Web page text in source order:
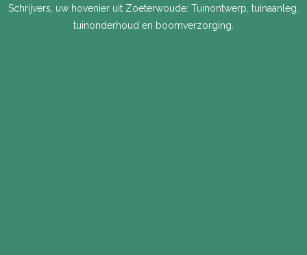
Schrijvers, uw hovenier uit Zoeterwoude: Tuinontwerp tuinaanleg
tuinonderhoud en boomverzorging